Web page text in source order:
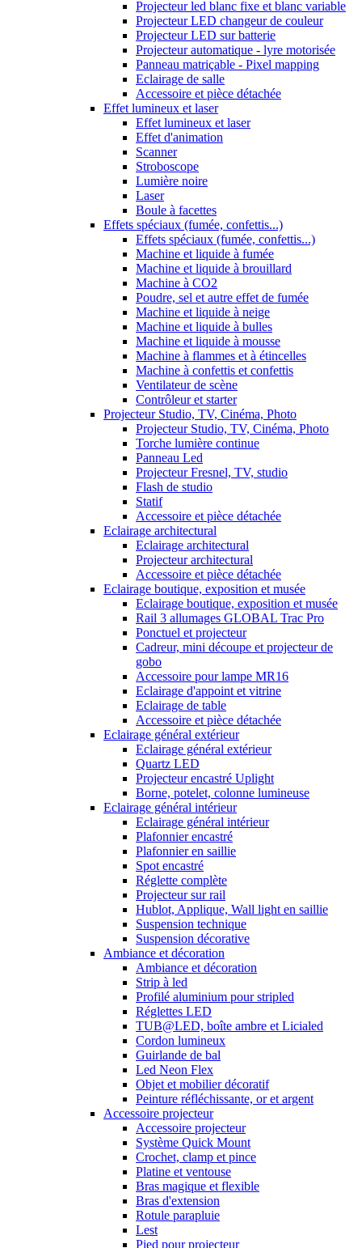
Projecteur led blanc fixe et blanc variable
Projecteur LED changeur de couleur
Projecteur LED sur batterie
Projecteur automatique - lyre motorisée
Panneau matriçable - Pixel mapping
Eclairage de salle
Accessoire et pièce détachée
Effet lumineux et laser
Effet lumineux et laser
Effet d'animation
Scanner
Stroboscope
Lumière noire
Laser
Boule à facettes
Effets spéciaux (fumée, confettis...)
Effets spéciaux (fumée, confettis...)
Machine et liquide à fumée
Machine et liquide à brouillard
Machine à CO2
Poudre, sel et autre effet de fumée
Machine et liquide à neige
Machine et liquide à bulles
Machine et liquide à mousse
Machine à flammes et à étincelles
Machine à confettis et confettis
Ventilateur de scène
Contrôleur et starter
Projecteur Studio, TV, Cinéma, Photo
Projecteur Studio, TV, Cinéma, Photo
Torche lumière continue
Panneau Led
Projecteur Fresnel, TV, studio
Flash de studio
Statif
Accessoire et pièce détachée
Eclairage architectural
Eclairage architectural
Projecteur architectural
Accessoire et pièce détachée
Eclairage boutique, exposition et musée
Eclairage boutique, exposition et musée
Rail 3 allumages GLOBAL Trac Pro
Ponctuel et projecteur
Cadreur, mini découpe et projecteur de
gobo
Accessoire pour lampe MR16
Eclairage d'appoint et vitrine
Eclairage de table
Accessoire et pièce détachée
Eclairage général extérieur
Eclairage général extérieur
Quartz LED
Projecteur encastré Uplight
Borne, potelet, colonne lumineuse
Eclairage général intérieur
Eclairage général intérieur
Plafonnier encastré
Plafonnier en saillie
Spot encastré
Réglette complète
Projecteur sur rail
Hublot, Applique, Wall light en saillie
Suspension technique
Suspension décorative
Ambiance et décoration
Ambiance et décoration
Strip à led
Profilé aluminium pour stripled
Réglettes LED
TUB@LED, boîte ambre et Licialed
Cordon lumineux
Guirlande de bal
Led Neon Flex
Objet et mobilier décoratif
Peinture réfléchissante, or et argent
Accessoire projecteur
Accessoire projecteur
Système Quick Mount
Crochet, clamp et pince
Platine et ventouse
Bras magique et flexible
Bras d'extension
Rotule parapluie
Lest
Pied pour projecteur